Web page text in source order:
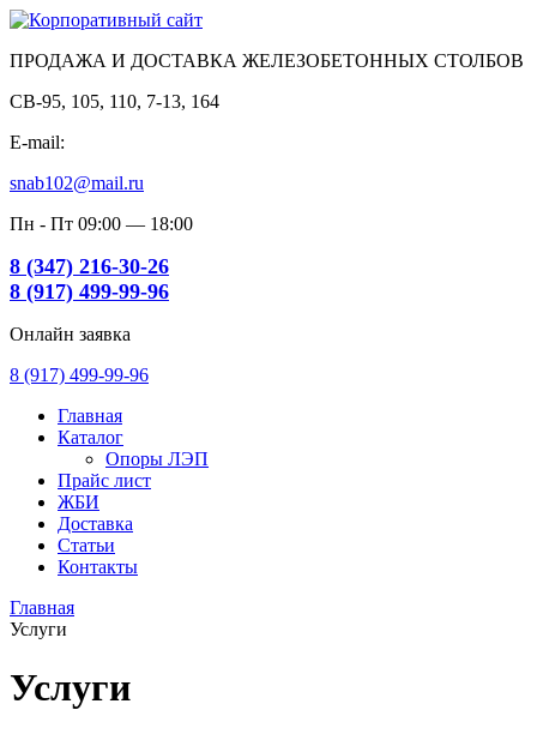
ПРОДАЖА И ДОСТАВКА ЖЕЛЕЗОБЕТОННЫХ СТОЛБОВ
СВ-95, 105, 110, 7-13, 164
E-mail:
snab102@mail.ru
Пн - Пт 09:00 — 18:00
8 (347) 216-30-26
8 (917) 499-99-96
Онлайн заявка
8 (917) 499-99-96
Главная
Каталог
Опоры ЛЭП
Прайс лист
ЖБИ
Доставка
Статьи
Контакты
Главная
Услуги
Услуги